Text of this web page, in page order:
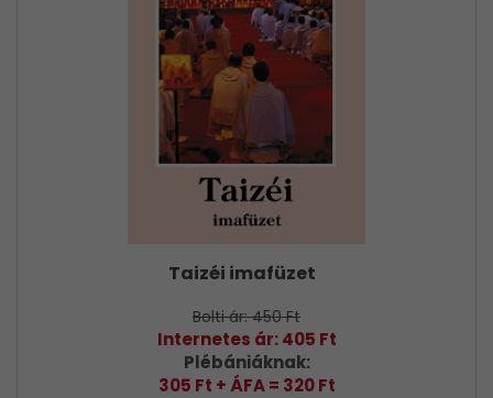
Taizéi imafüzet
Bolti ár: 450 Ft
Internetes ár: 405 Ft
Plébániáknak:
305 Ft + ÁFA = 320 Ft